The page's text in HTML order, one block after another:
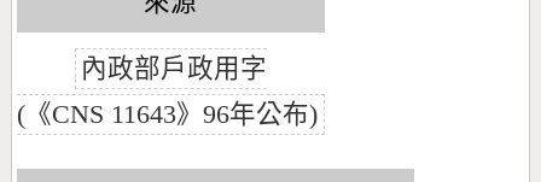
內政部戶政用字
(《CNS 11643》96年公布)